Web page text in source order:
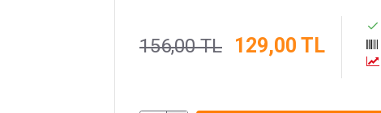
129,00 TL
156,00 TL